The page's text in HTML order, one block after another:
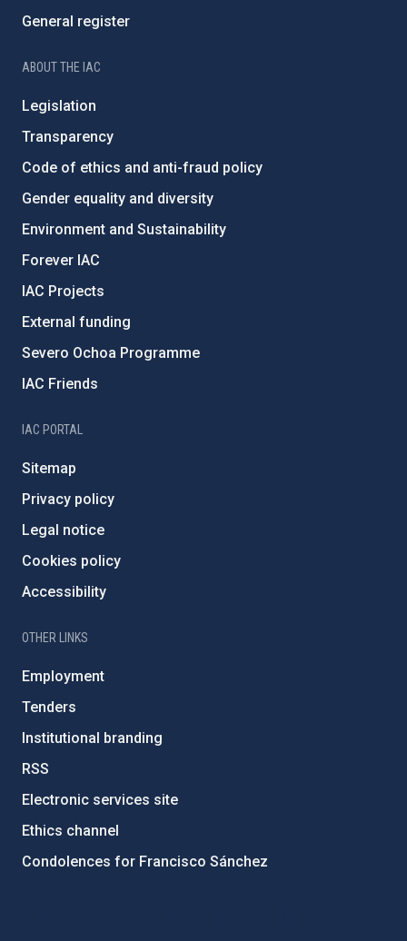
General register
ABOUT THE IAC
Legislation
Transparency
Code of ethics and anti-fraud policy
Gender equality and diversity
Environment and Sustainability
Forever IAC
IAC Projects
External funding
Severo Ochoa Programme
IAC Friends
IAC PORTAL
Sitemap
Privacy policy
Legal notice
Cookies policy
Accessibility
OTHER LINKS
Employment
Tenders
Institutional branding
RSS
Electronic services site
Ethics channel
Condolences for Francisco Sánchez